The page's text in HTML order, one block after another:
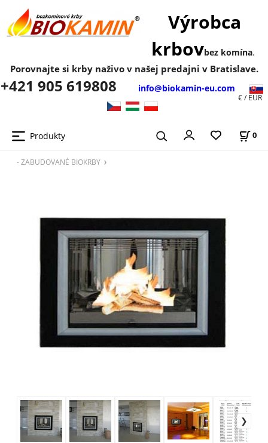
Výrobca
krbovbez komína.
Porovnajte si krby naživo v našej predajni v Bratislave.
+421 905 619808 info@biokamin-eu.com
Produkty 0
€ / EUR
- ZABUDOVANÉ BIOKRBY